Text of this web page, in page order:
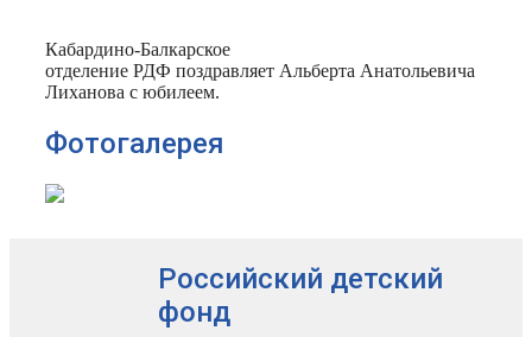
Кабардино-Балкарское
отделение РДФ поздравляет Альберта Анатольевича
Лиханова с юбилеем.
Фотогалерея
Российский детский
фонд